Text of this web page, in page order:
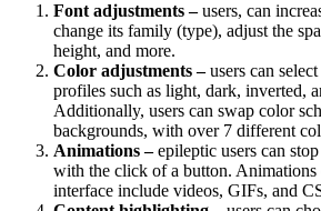
Font adjustments –users, can
change its family (type), adjust the
height, and more.
Color adjustments –users can
profiles such as light, dark, inverted,
Additionally, users can swap color
backgrounds, with over 7 different
Animations –epileptic users can
with the click of a button.
interface include videos, GIFs, and